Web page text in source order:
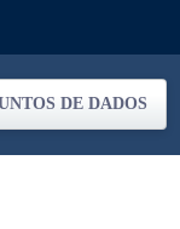
DE DADOS